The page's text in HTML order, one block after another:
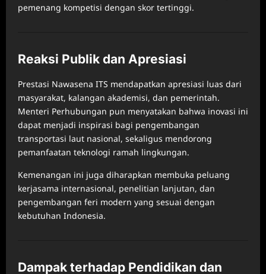
pemenang kompetisi dengan skor tertinggi.
Reaksi Publik dan Apresiasi
Prestasi Nawasena ITS mendapatkan apresiasi luas dari
masyarakat, kalangan akademisi, dan pemerintah.
Menteri Perhubungan pun menyatakan bahwa inovasi ini
dapat menjadi inspirasi bagi pengembangan
transportasi laut nasional, sekaligus mendorong
pemanfaatan teknologi ramah lingkungan.
Kemenangan ini juga diharapkan membuka peluang
kerjasama internasional, penelitian lanjutan, dan
pengembangan feri modern yang sesuai dengan
kebutuhan Indonesia.
Dampak terhadap Pendidikan dan